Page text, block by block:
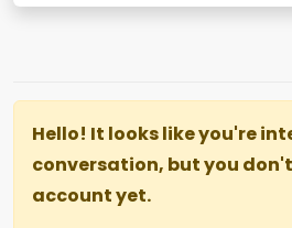
Hello! It looks like you're
conversation, but you
account yet.